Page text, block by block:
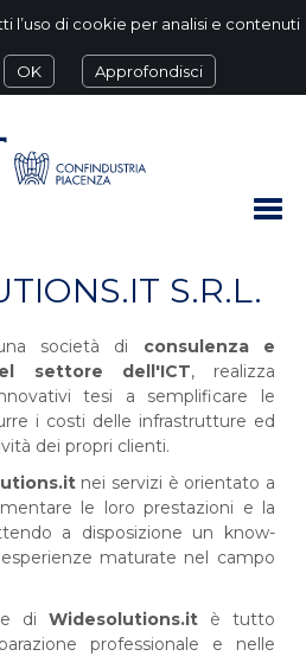
l’uso di cookie per analisi e contenuti
OK Approfondisci
S.R.L.
società di consulenza e
settore dell'ICT, realizza
tesi a semplificare le
i costi delle infrastrutture ed
dei propri clienti.
nei servizi è orientato a
le loro prestazioni e la
a disposizione un know-
maturate nel campo
di Widesolutions.itè tutto
professionale e nelle